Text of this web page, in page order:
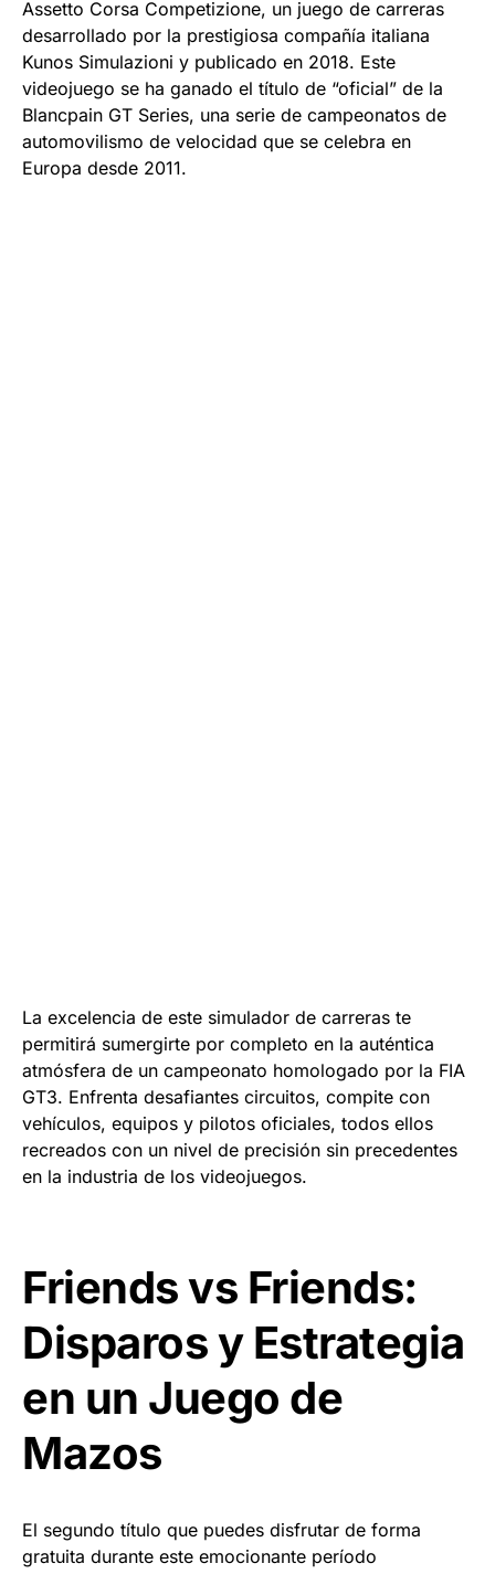
Assetto Corsa Competizione, un juego de carreras
desarrollado por la prestigiosa compañía italiana
Kunos Simulazioni y publicado en 2018. Este
videojuego se ha ganado el título de “oficial” de la
Blancpain GT Series, una serie de campeonatos de
automovilismo de velocidad que se celebra en
Europa desde 2011.
La excelencia de este simulador de carreras te
permitirá sumergirte por completo en la auténtica
atmósfera de un campeonato homologado por la FIA
GT3. Enfrenta desafiantes circuitos, compite con
vehículos, equipos y pilotos oficiales, todos ellos
recreados con un nivel de precisión sin precedentes
en la industria de los videojuegos.
Friends vs Friends:
Disparos y Estrategia
en un Juego de
Mazos
El segundo título que puedes disfrutar de forma
gratuita durante este emocionante período